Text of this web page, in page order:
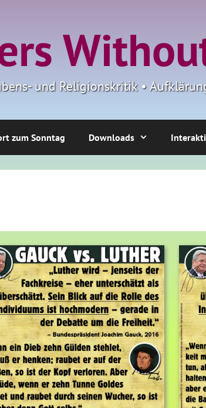
und Religionskritik •
zum Sonntag Downloads